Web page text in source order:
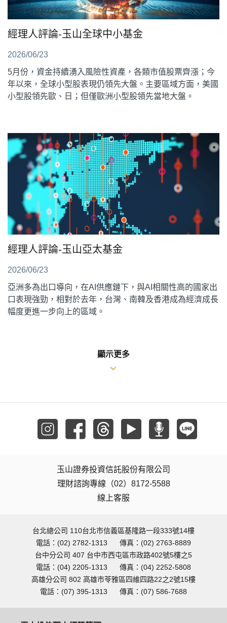
經理人評論-玉山全球中小基金
2026/06/23
5月份，資金持續湧入風險性資產，各類市值股票齊漲；今
年以來，全球小型股表現仍領先大盤。主要區域方面，美國
小型股領先歐、日；但僅歐洲小型股領先當地大盤。
經理人評論-玉山亞太基金
2026/06/23
亞洲多為出口導向，在AI供應鏈下，與AI相關性高的國家出
口表現強勁，相對於去年，台灣、南韓及香港成為經濟成長
幅度更進一步向上的區域。
顯示更多
玉山證券投資信託股份有限公司
理財諮詢專線（02）8172-5588
線上客服
台北總公司 110台北市信義區基隆路一段333號14樓
電話：(02) 2782-1313
傳真：(02) 2763-8889
台中分公司 407 台中市西屯區市政路402號5樓之5
電話：(04) 2205-1313
傳真：(04) 2252-5808
高雄分公司 802 高雄市苓雅區四維四路22之2號15樓
電話：(07) 395-1313
傳真：(07) 586-7688